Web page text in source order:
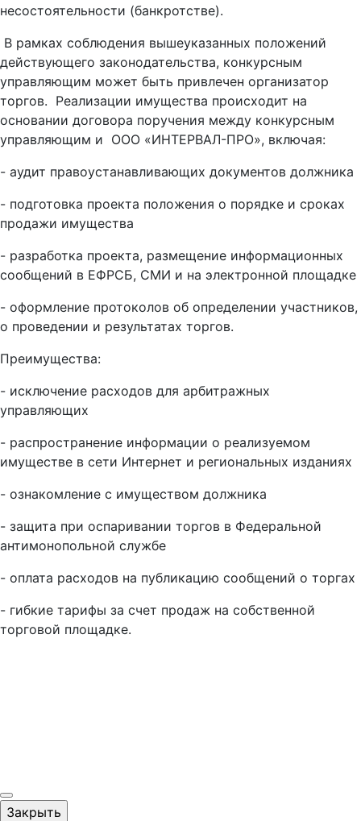
несостоятельности (банкротстве).
В рамках соблюдения вышеуказанных положений
действующего законодательства, конкурсным
управляющим может быть привлечен организатор
торгов. Реализации имущества происходит на
основании договора поручения между конкурсным
управляющим и ООО «ИНТЕРВАЛ-ПРО», включая:
- аудит правоустанавливающих документов должника
- подготовка проекта положения о порядке и сроках
продажи имущества
- разработка проекта, размещение информационных
сообщений в ЕФРСБ, СМИ и на электронной площадке
- оформление протоколов об определении участников,
о проведении и результатах торгов.
Преимущества:
- исключение расходов для арбитражных
управляющих
- распространение информации о реализуемом
имуществе в сети Интернет и региональных изданиях
- ознакомление с имуществом должника
- защита при оспаривании торгов в Федеральной
антимонопольной службе
- оплата расходов на публикацию сообщений о торгах
- гибкие тарифы за счет продаж на собственной
торговой площадке.
Закрыть